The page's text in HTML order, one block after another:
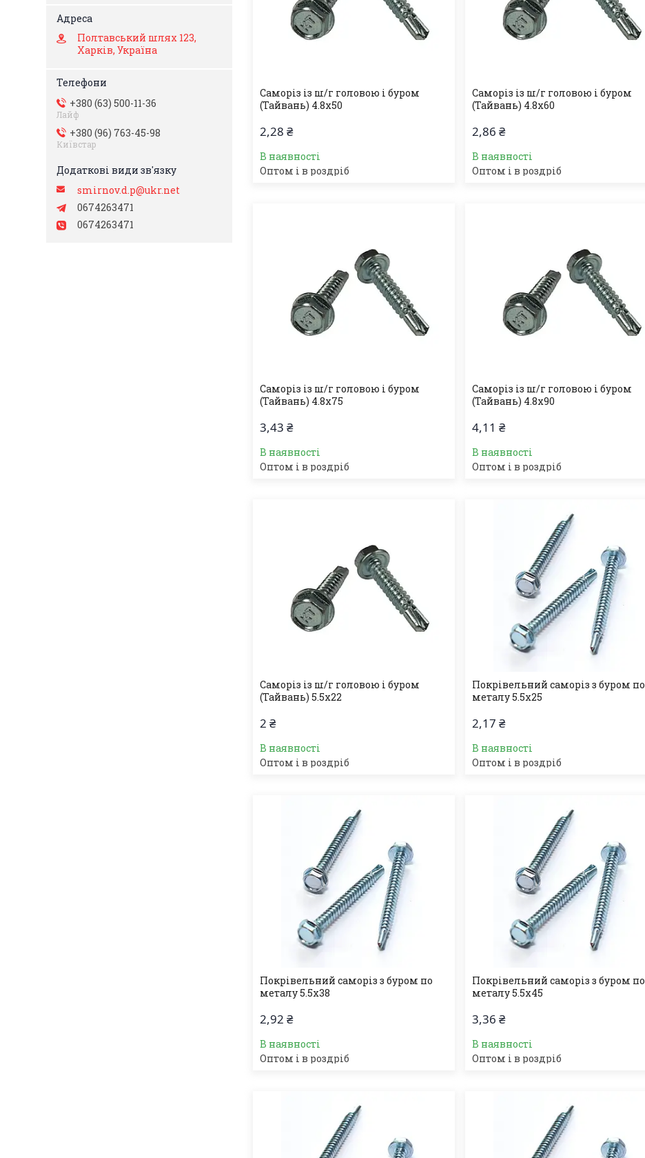
Саморіз із ш/г головою і буром
(Тайвань) 4.8х50
2,28 ₴
В наявності
Оптом і в роздріб
Саморіз із ш/г головою і буром
(Тайвань) 4.8х60
2,86 ₴
В наявності
Оптом і в роздріб
Саморіз із ш/г головою і буром
(Тайвань) 4.8х75
3,43 ₴
В наявності
Оптом і в роздріб
Саморіз із ш/г головою і буром
(Тайвань) 4.8х90
4,11 ₴
В наявності
Оптом і в роздріб
Саморіз із ш/г головою і буром
(Тайвань) 5.5х22
2 ₴
В наявності
Оптом і в роздріб
Покрівельний саморіз з буром по
металу 5.5х25
2,17 ₴
В наявності
Оптом і в роздріб
Покрівельний саморіз з буром по
металу 5.5х38
2,92 ₴
В наявності
Оптом і в роздріб
Покрівельний саморіз з буром по
металу 5.5х45
3,36 ₴
В наявності
Оптом і в роздріб
Полтавський шлях 123,
Харків, Україна
+380 (63) 500-11-36
Лайф
+380 (96) 763-45-98
Київстар
smirnov.d.p@ukr.net
0674263471
0674263471